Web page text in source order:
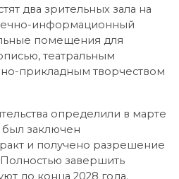
два зрительных зала на
информационный
помещения для
театральным
прикладным творчеством
определили в марте
был заключен
и получено разрешение
завершить
до конца 2028 года.